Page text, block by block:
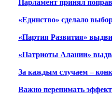
Парламент принял
«Единство» сделало
«Партия Развития»
«Патриоты Алании»
За каждым случаем –
Важно перенимать